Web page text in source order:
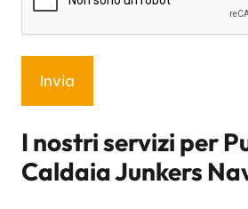
I nostri servizi per
Caldaia Junkers